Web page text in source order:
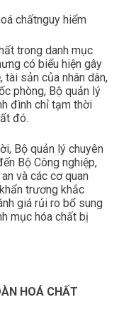
chấtnguy hiểm
trong danh mục
có biểu hiện gây
sản của nhân dân,
phòng, Bộ quản lý
đình chỉ tạm thời
đó.
Bộ quản lý chuyên
Bộ Công nghiệp,
và các cơ quan
trương khắc
giá rủi ro bổ sung
mục hóa chất bị
HOÁ CHẤT